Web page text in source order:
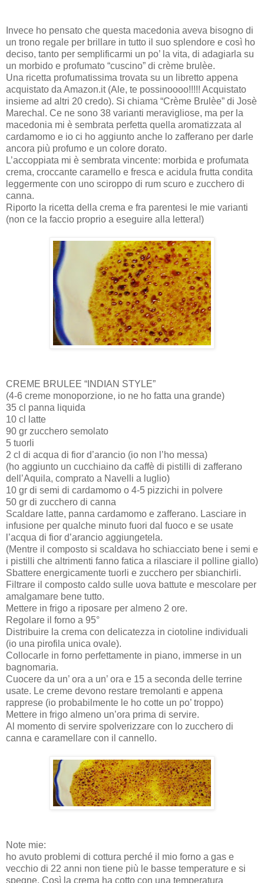
Invece ho pensato che questa macedonia aveva bisogno di
un trono regale per brillare in tutto il suo splendore e così ho
deciso, tanto per semplificarmi un po’ la vita, di adagiarla su
un morbido e profumato “cuscino” di crème brulèe.
Una ricetta profumatissima trovata su un libretto appena
acquistato da Amazon.it (Ale, te possinoooo!!!!! Acquistato
insieme ad altri 20 credo). Si chiama “Crème Brulèe” di Josè
Marechal. Ce ne sono 38 varianti meravigliose, ma per la
macedonia mi è sembrata perfetta quella aromatizzata al
cardamomo e io ci ho aggiunto anche lo zafferano per darle
ancora più profumo e un colore dorato.
L’accoppiata mi è sembrata vincente: morbida e profumata
crema, croccante caramello e fresca e acidula frutta condita
leggermente con uno sciroppo di rum scuro e zucchero di
canna.
Riporto la ricetta della crema e fra parentesi le mie varianti
(non ce la faccio proprio a eseguire alla lettera!)
CREME BRULEE “INDIAN STYLE”
(4-6 creme monoporzione, io ne ho fatta una grande)
35 cl panna liquida
10 cl latte
90 gr zucchero semolato
5 tuorli
2 cl di acqua di fior d’arancio (io non l’ho messa)
(ho aggiunto un cucchiaino da caffè di pistilli di zafferano
dell’Aquila, comprato a Navelli a luglio)
10 gr di semi di cardamomo o 4-5 pizzichi in polvere
50 gr di zucchero di canna
Scaldare latte, panna cardamomo e zafferano. Lasciare in
infusione per qualche minuto fuori dal fuoco e se usate
l’acqua di fior d’arancio aggiungetela.
(Mentre il composto si scaldava ho schiacciato bene i semi e
i pistilli che altrimenti fanno fatica a rilasciare il polline giallo)
Sbattere energicamente tuorli e zucchero per sbianchirli.
Filtrare il composto caldo sulle uova battute e mescolare per
amalgamare bene tutto.
Mettere in frigo a riposare per almeno 2 ore.
Regolare il forno a 95°
Distribuire la crema con delicatezza in ciotoline individuali
(io una pirofila unica ovale).
Collocarle in forno perfettamente in piano, immerse in un
bagnomaria.
Cuocere da un’ ora a un’ ora e 15 a seconda delle terrine
usate. Le creme devono restare tremolanti e appena
rapprese (io probabilmente le ho cotte un po’ troppo)
Mettere in frigo almeno un’ora prima di servire.
Al momento di servire spolverizzare con lo zucchero di
canna e caramellare con il cannello.
Note mie:
ho avuto problemi di cottura perché il mio forno a gas e
vecchio di 22 anni non tiene più le basse temperature e si
spegne. Così la crema ha cotto con una temperatura